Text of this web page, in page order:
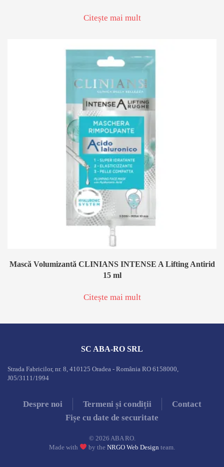
Citește mai mult
Mască Volumizantă CLINIANS INTENSE A Lifting Antirid
15 ml
Citește mai mult
SC ABA-RO SRL
Strada Fabricilor, nr. 8, 410125 Oradea - România RO 6158000,
J05/3111/1994
Despre noi Termeni și condiții
Contact
Fișe cu date de securitate
© 2026 ABA RO.
Made with
by the NRGO Web Design team.